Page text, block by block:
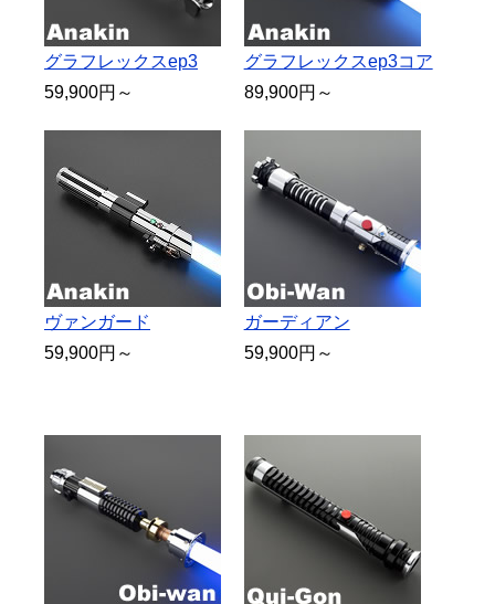
グラフレックスep3
59,900円～
グラフレックスep3コア
89,900円～
ヴァンガード
59,900円～
ガーディアン
59,900円～